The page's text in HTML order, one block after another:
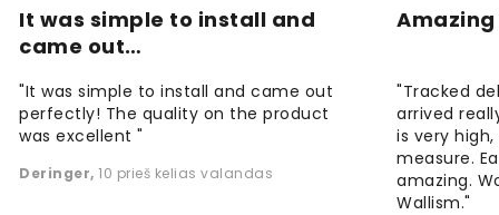
It was simple to install and
came out…
"It was simple to install and came out
perfectly! The quality on the product
was excellent "
Deringer, 10 prieš kelias valandas
"Tracked
arrived
is very
measure.
amazing.
Wallism."